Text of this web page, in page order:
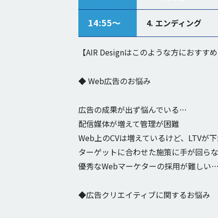
14:55〜 4. エンディング
【AIR Designはこのような方におすすめ
◆ Web広告のお悩み
広告の成果が出ず悩んでいる…
配信媒体が増えて管理が困難
Web上のCVは増えているけど、LTVが
ターゲットに合わせた施策に手が回ら
優秀なWebマーケターの採用が難しい…
◆広告クリエイティブに関するお悩み